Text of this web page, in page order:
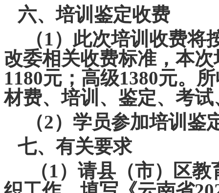
六、培训鉴定收费
（1）此次培训收费将
改委相关收费标准，本
1180元；高级1380元。
材费、培训、鉴定、考
（2）学员参加培训鉴
七、有关要求
（1）请县（市）区